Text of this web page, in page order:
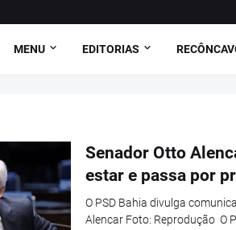
MENU EDITORIAS
Senador Otto
estar e passa por
O PSD Bahia divulga
Alencar Foto: Reprodução O